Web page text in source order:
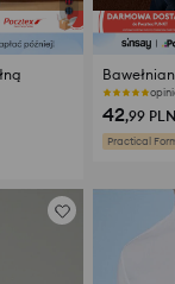
42,99 PLN
Practical